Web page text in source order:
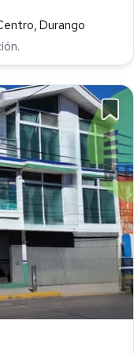
Durango